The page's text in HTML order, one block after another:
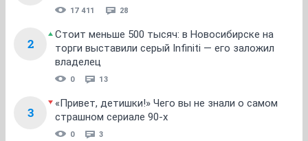
17 411 28
2
Стоит меньше 500 тысяч: в Новосибирске на
торги выставили серый Infiniti — его заложил
владелец
0 13
3
«Привет, детишки!» Чего вы не знали о самом
страшном сериале 90-х
0 3